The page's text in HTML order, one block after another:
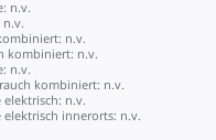
n.v.
n.v.
n.v.
kombiniert: n.v.
n.v.
kombiniert: n.v.
elektrisch: n.v.
elektrisch innerorts: n.v.